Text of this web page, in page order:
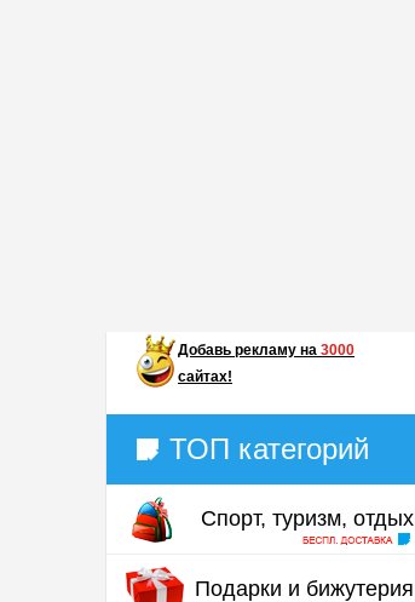
Добавь рекламу на 3000
сайтах!
ТОП категорий
Спорт, туризм, отдых
Подарки и бижутерия